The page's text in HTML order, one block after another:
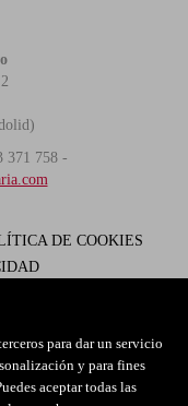
para dar un servicio
y para fines
aceptar todas las
371 758 -
DE COOKIES